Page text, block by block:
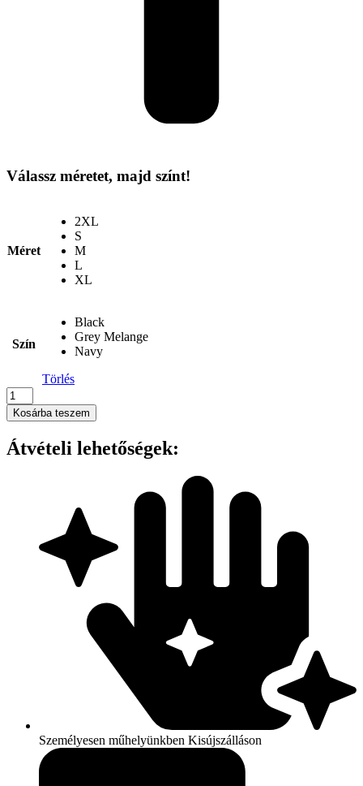
Válassz méretet, majd színt!
Méret
2XL
S
M
L
XL
Szín
Black
Grey Melange
Navy
Törlés
Kariban
-
LADIES'
CREW
NECK
Kosárba teszem
Átvételi lehetőségek:
Személyesen műhelyünkben Kisújszálláson